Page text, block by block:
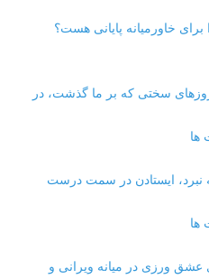
برای خاورمیانه پایانی هست؟
روزهای سختی که بر ما گذشت، در
ها
ایستادن در سمت درست
ها
عشق ورزی در میانه ویرانی و